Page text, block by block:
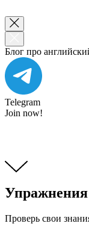
Блог про
Telegram
Join now!
Упражнения
Проверь свои